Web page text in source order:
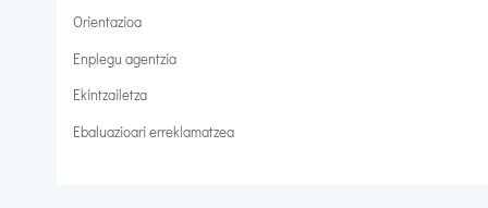
Orientazioa
Enplegu agentzia
Ekintzailetza
Ebaluazioari erreklamatzea